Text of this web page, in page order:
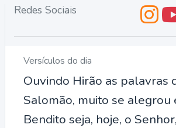
Redes Sociais
Versículos do dia
Ouvindo Hirão as palavras
Salomão, muito se alegrou
Bendito seja, hoje, o